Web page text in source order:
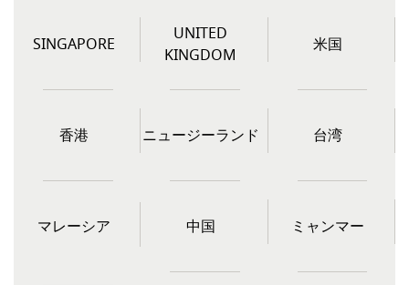
SINGAPORE
UNITED
KINGDOM
米国
香港 ニュージーランド 台湾
マレーシア 中国 ミャンマー